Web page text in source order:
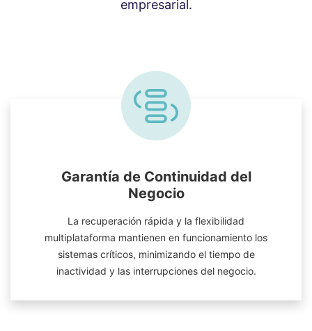
empresarial.
Garantía de Continuidad del
Negocio
La recuperación rápida y la flexibilidad
multiplataforma mantienen en funcionamiento los
sistemas críticos, minimizando el tiempo de
inactividad y las interrupciones del negocio.